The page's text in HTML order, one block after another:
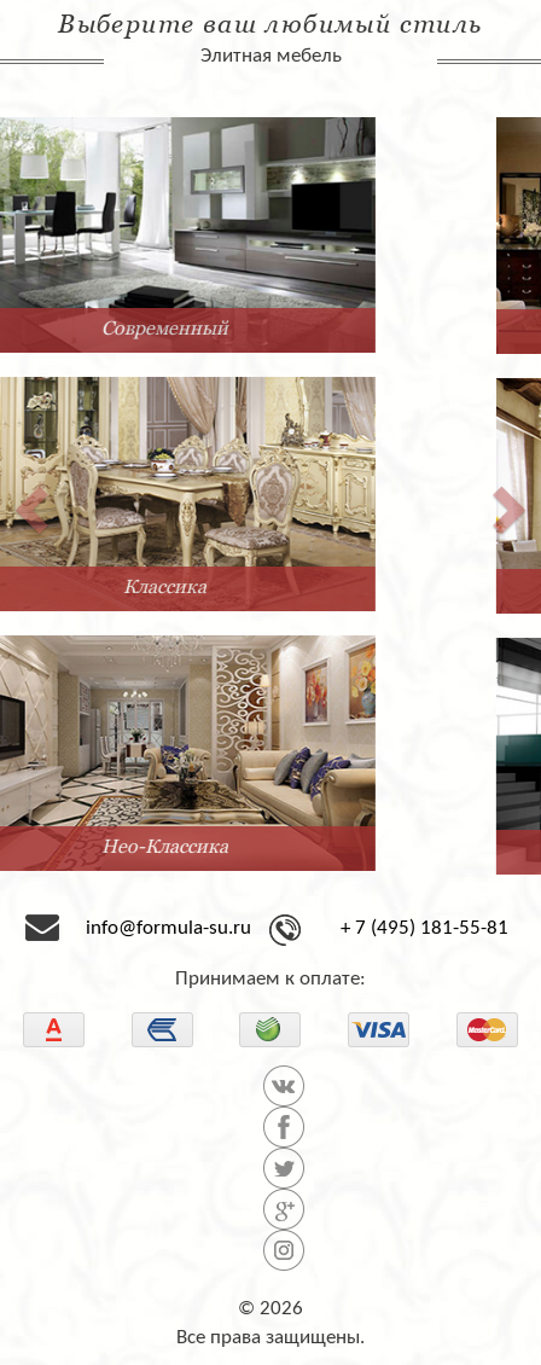
Выберите ваш любимый стиль
Элитная мебель
Арт-Деко
Прованс
Минимализм
info@formula-su.ru + 7 (495) 181-55-81
Принимаем к оплате:
© 2026
Все права защищены.